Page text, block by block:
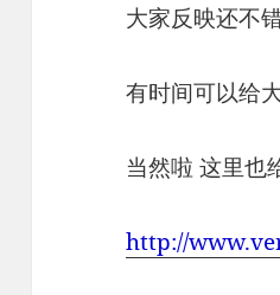
大家反映还不
有时间可以给
当然啦 这里也
http://